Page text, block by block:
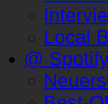
Local
@